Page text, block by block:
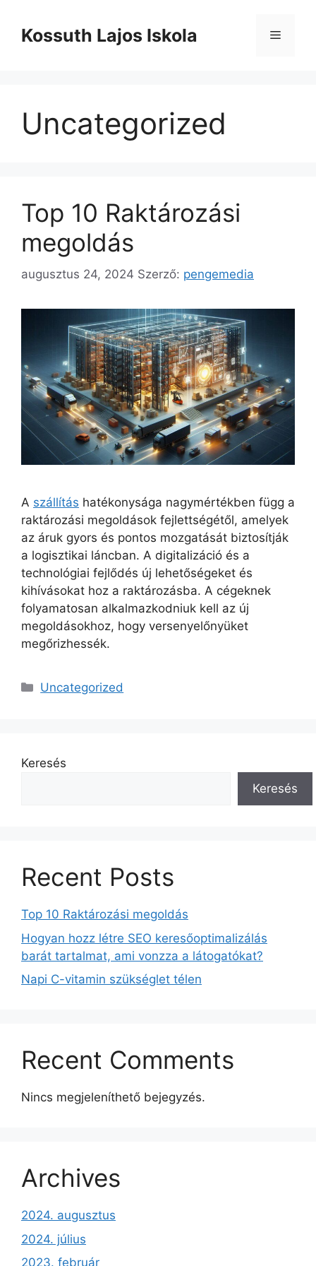
tartalomba
Kossuth Lajos Iskola Menü
Uncategorized
Top 10 Raktározási
megoldás
augusztus 24, 2024 Szerző: pengemedia
A szállítás hatékonysága nagymértékben függ a
raktározási megoldások fejlettségétől, amelyek
az áruk gyors és pontos mozgatását biztosítják
a logisztikai láncban. A digitalizáció és a
technológiai fejlődés új lehetőségeket és
kihívásokat hoz a raktározásba. A cégeknek
folyamatosan alkalmazkodniuk kell az új
megoldásokhoz, hogy versenyelőnyüket
megőrizhessék.
Kategória
Uncategorized
Keresés
Keresés
Recent Posts
Top 10 Raktározási megoldás
Hogyan hozz létre SEO keresőoptimalizálás
barát tartalmat, ami vonzza a látogatókat?
Napi C-vitamin szükséglet télen
Recent Comments
Nincs megjeleníthető bejegyzés.
Archives
2024. augusztus
2024. július
2023. február